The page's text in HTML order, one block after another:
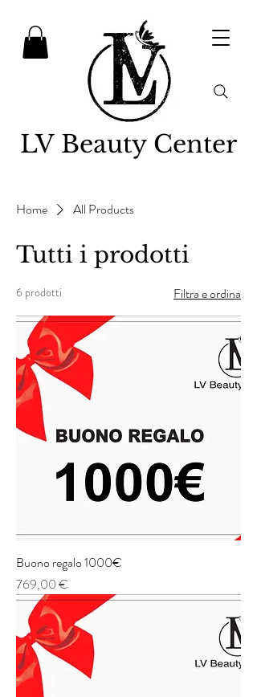
LV Beauty Center
Home All Products
Tutti i prodotti
6 prodotti Filtra e ordina
Buono regalo 1000€
Prezzo
769,00 €